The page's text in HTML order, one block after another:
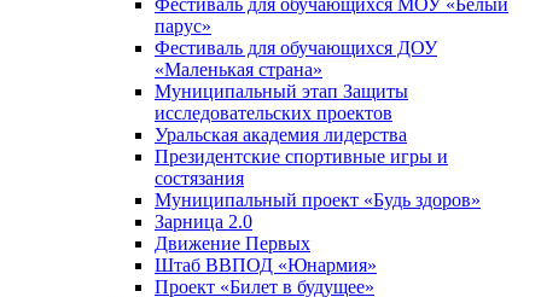
Фестиваль для обучающихся МОУ «Белый
парус»
Фестиваль для обучающихся ДОУ
«Маленькая страна»
Муниципальный этап Защиты
исследовательских проектов
Уральская академия лидерства
Президентские спортивные игры и
состязания
Муниципальный проект «Будь здоров»
Зарница 2.0
Движение Первых
Штаб ВВПОД «Юнармия»
Проект «Билет в будущее»